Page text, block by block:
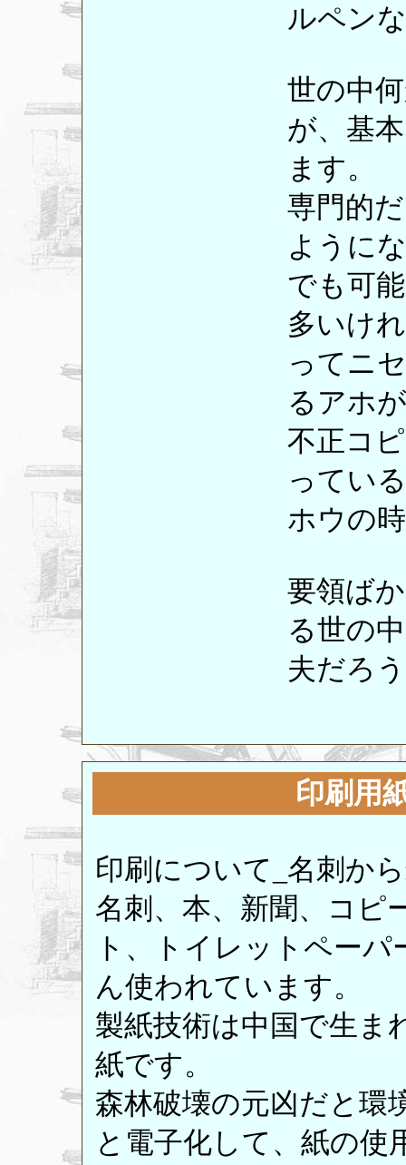
ルペン
世の中
が、基
ます。
専門的
ように
でも可
多いけ
ってニ
るアホ
不正コ
ってい
ホウの
要領ば
る世の
夫だろ
印刷用
印刷について_名刺か
名刺、本、新聞、コピ
ト、トイレットペー
ん使われています。
製紙技術は中国で生ま
紙です。
森林破壊の元凶だと環
と電子化して、紙の